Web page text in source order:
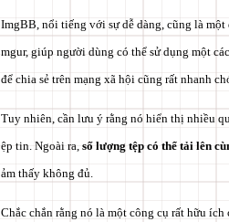
ImgBB, nổi tiếng với sự dễ dàng, cũng là
mgur, giúp người dùng có thể sử dụng một
để chia sẻ trên mạng xã hội cũng rất nhanh
Tuy nhiên, cần lưu ý rằng nó hiển thị nhiều
ệp tin. Ngoài ra, số lượng tệp có thể tải lên
ảm thấy không đủ.
Chắc chắn rằng nó là một công cụ rất hữu